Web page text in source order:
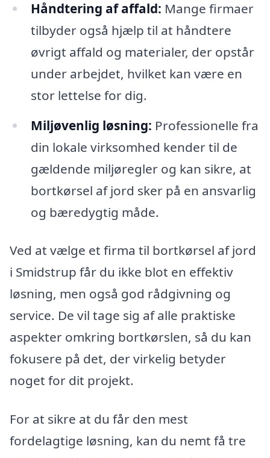
Håndtering af affald: Mange firmaer
tilbyder også hjælp til at håndtere
øvrigt affald og materialer, der opstår
under arbejdet, hvilket kan være en
stor lettelse for dig.
Miljøvenlig løsning: Professionelle fra
din lokale virksomhed kender til de
gældende miljøregler og kan sikre, at
bortkørsel af jord sker på en ansvarlig
og bæredygtig måde.
Ved at vælge et firma til bortkørsel af jord
i Smidstrup får du ikke blot en effektiv
løsning, men også god rådgivning og
service. De vil tage sig af alle praktiske
aspekter omkring bortkørslen, så du kan
fokusere på det, der virkelig betyder
noget for dit projekt.
For at sikre at du får den mest
fordelagtige løsning, kan du nemt få tre